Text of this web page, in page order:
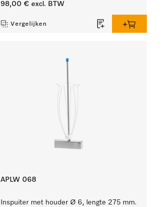
98,00 € excl. BTW
Vergelijken
APLW 068
Inspuiter met houder Ø 6, lengte 275 mm.